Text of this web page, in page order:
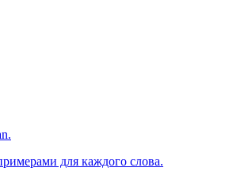
для каждого слова.